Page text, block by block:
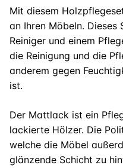
Mit diesem
an Ihren Möbeln. Dieses
Reiniger und einem
die Reinigung und die
anderem gegen
ist.
Der Mattlack ist ein
lackierte Hölzer. Die
welche die Möbel
glänzende Schicht zu